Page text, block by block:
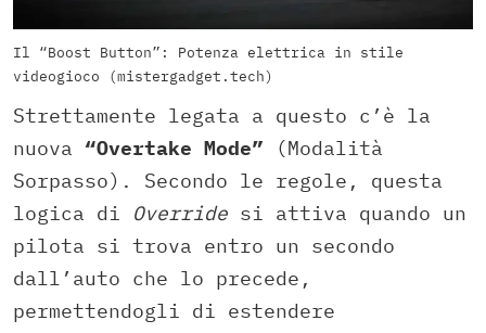
Il “Boost Button”: Potenza elettrica in stile
videogioco (mistergadget.tech)
Strettamente legata a questo c’è la
nuova “Overtake Mode” (Modalità
Sorpasso). Secondo le regole, questa
logica di Override si attiva quando un
pilota si trova entro un secondo
dall’auto che lo precede,
permettendogli di estendere